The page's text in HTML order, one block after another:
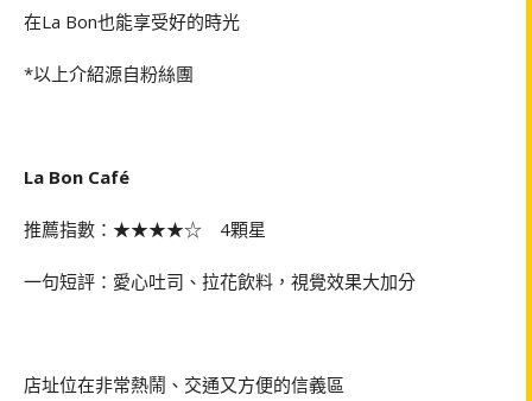
在La Bon也能享受好的時光
*以上介紹源自粉絲團
La Bon Café
推薦指數：★★★★☆ 4顆星
一句短評：愛心吐司、拉花飲料，視覺效果大加分
店址位在非常熱鬧、交通又方便的信義區